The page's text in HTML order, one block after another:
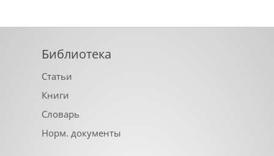
Библиотека
Статьи
Книги
Словарь
Норм. документы